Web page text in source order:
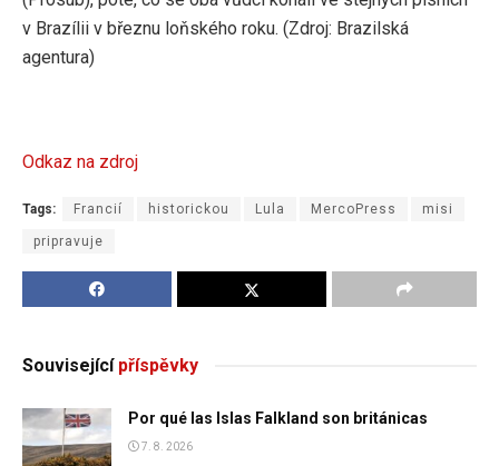
v Brazílii v březnu loňského roku. (Zdroj: Brazilská
agentura)
Odkaz na zdroj
Tags: Francií historickou Lula MercoPress misi
pripravuje
Souvisejícípříspěvky
Por qué las Islas Falkland son británicas
7. 8. 2026